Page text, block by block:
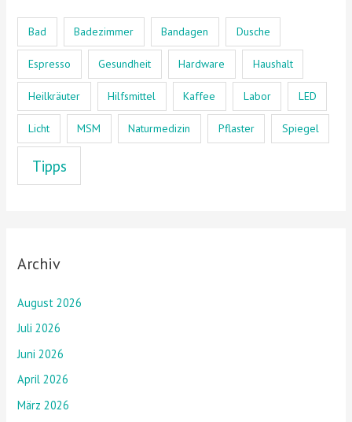
Bad Badezimmer Bandagen Dusche
Espresso Gesundheit Hardware Haushalt
Heilkräuter Hilfsmittel Kaffee Labor LED
Licht MSM Naturmedizin Pflaster Spiegel
Tipps
Archiv
August 2026
Juli 2026
Juni 2026
April 2026
März 2026